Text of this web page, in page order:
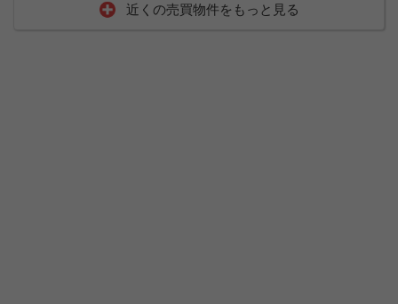
近くの売買物件をもっと見る